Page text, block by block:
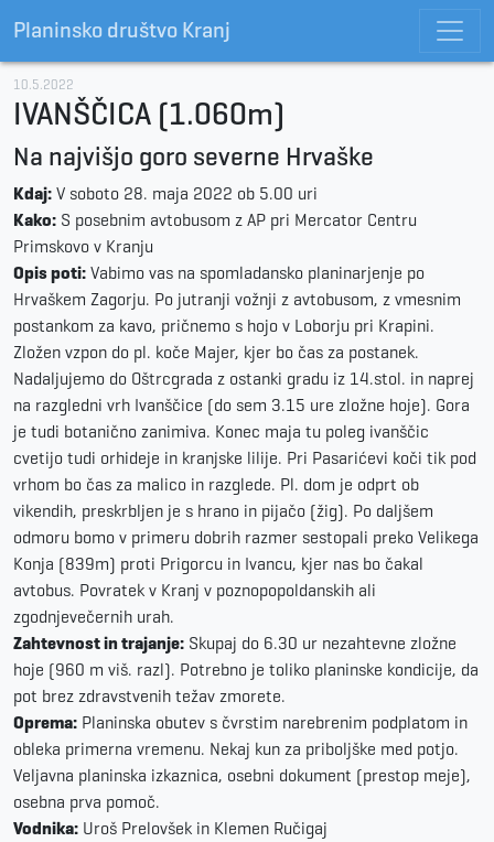
Planinsko društvo Kranj
10.5.2022
IVANŠČICA (1.060m)
Na najvišjo goro severne Hrvaške
Kdaj: V soboto 28. maja 2022 ob 5.00 uri
Kako: S posebnim avtobusom z AP pri Mercator Centru
Primskovo v Kranju
Opis poti: Vabimo vas na spomladansko planinarjenje po
Hrvaškem Zagorju. Po jutranji vožnji z avtobusom, z vmesnim
postankom za kavo, pričnemo s hojo v Loborju pri Krapini.
Zložen vzpon do pl. koče Majer, kjer bo čas za postanek.
Nadaljujemo do Oštrcgrada z ostanki gradu iz 14.stol. in naprej
na razgledni vrh Ivanščice (do sem 3.15 ure zložne hoje). Gora
je tudi botanično zanimiva. Konec maja tu poleg ivanščic
cvetijo tudi orhideje in kranjske lilije. Pri Pasarićevi koči tik pod
vrhom bo čas za malico in razglede. Pl. dom je odprt ob
vikendih, preskrbljen je s hrano in pijačo (žig). Po daljšem
odmoru bomo v primeru dobrih razmer sestopali preko Velikega
Konja (839m) proti Prigorcu in Ivancu, kjer nas bo čakal
avtobus. Povratek v Kranj v poznopopoldanskih ali
zgodnjevečernih urah.
Zahtevnost in trajanje: Skupaj do 6.30 ur nezahtevne zložne
hoje (960 m viš. razl). Potrebno je toliko planinske kondicije, da
pot brez zdravstvenih težav zmorete.
Oprema: Planinska obutev s čvrstim narebrenim podplatom in
obleka primerna vremenu. Nekaj kun za priboljške med potjo.
Veljavna planinska izkaznica, osebni dokument (prestop meje),
osebna prva pomoč.
Vodnika: Uroš Prelovšek in Klemen Ručigaj